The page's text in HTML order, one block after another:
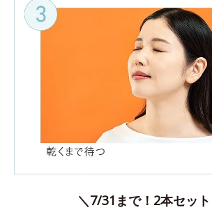
＼7/31まで！2本セッ